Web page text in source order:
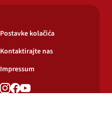
Postavke kolačića
Kontaktirajte nas
Impressum